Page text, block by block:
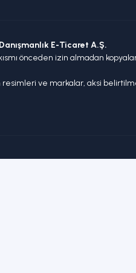
E-Ticaret A.Ş.
önceden izin almadan
ve markalar, aksi